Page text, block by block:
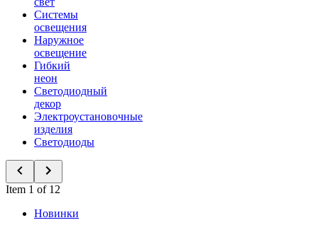
Системы
освещения
Наружное
освещение
Гибкий
неон
Светодиодный
декор
Электроустановочные
изделия
Светодиоды
Item 1 of 12
Новинки